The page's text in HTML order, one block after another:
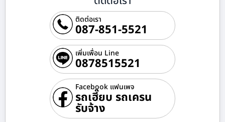
ติดต่อเรา
087-851-5521
เพิ่มเพื่อน Line
0878515521
Facebook แฟนเพจ
รถเฮี๊ยบ รถเครน
รับจ้าง